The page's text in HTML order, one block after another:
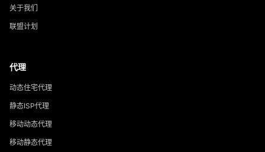
关于我们
联盟计划
代理
动态住宅代理
静态ISP代理
移动动态代理
移动静态代理